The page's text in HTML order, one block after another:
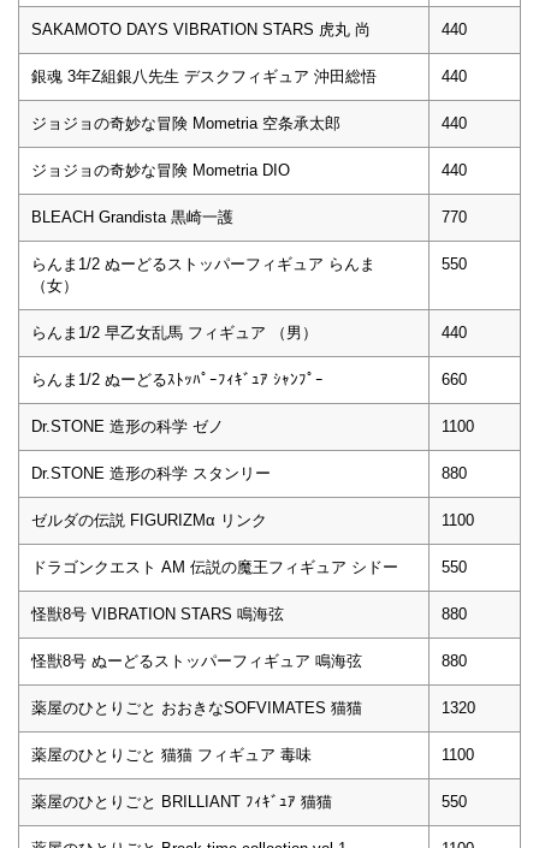
SAKAMOTO DAYS VIBRATION STARS 虎丸 尚 440
銀魂 3年Z組銀八先生 デスクフィギュア 沖田総悟 440
ジョジョの奇妙な冒険 Mometria 空条承太郎 440
ジョジョの奇妙な冒険 Mometria DIO 440
BLEACH Grandista 黒崎一護 770
らんま1/2 ぬーどるストッパーフィギュア らんま
（女）
550
らんま1/2 早乙女乱馬 フィギュア （男） 440
らんま1/2 ぬーどるｽﾄｯﾊﾟｰﾌｨｷﾞｭｱ ｼｬﾝﾌﾟｰ 660
Dr.STONE 造形の科学 ゼノ 1100
Dr.STONE 造形の科学 スタンリー 880
ゼルダの伝説 FIGURIZMα リンク 1100
ドラゴンクエスト AM 伝説の魔王フィギュア シドー 550
怪獣8号 VIBRATION STARS 鳴海弦 880
怪獣8号 ぬーどるストッパーフィギュア 鳴海弦 880
薬屋のひとりごと おおきなSOFVIMATES 猫猫 1320
薬屋のひとりごと 猫猫 フィギュア 毒味 1100
薬屋のひとりごと BRILLIANT ﾌｨｷﾞｭｱ 猫猫 550